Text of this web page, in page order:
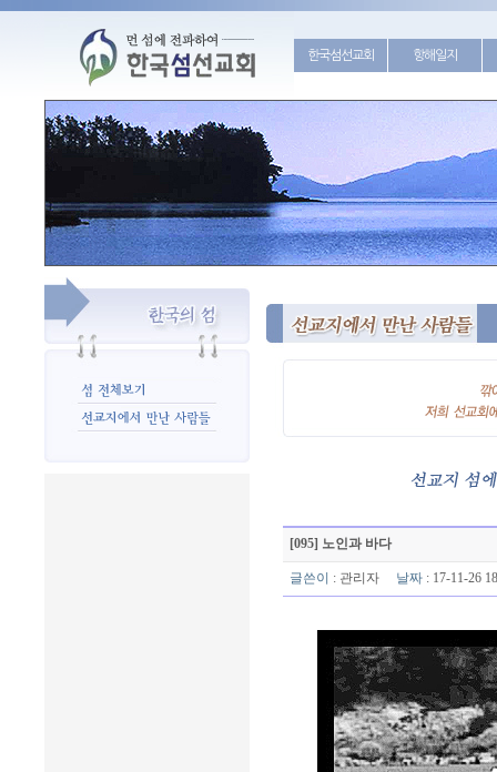
한국섬선교회 항해일지
[095] 노인과 바다
글쓴이 : 관리자 날짜 : 17-11-26